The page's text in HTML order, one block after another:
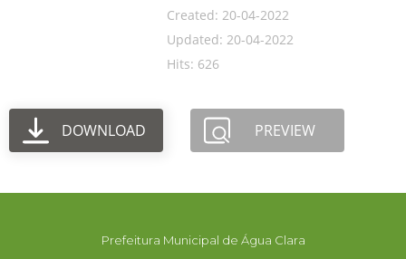
Created: 20-04-2022
Updated: 20-04-2022
Hits: 626
DOWNLOAD PREVIEW
Prefeitura Municipal de Água Clara